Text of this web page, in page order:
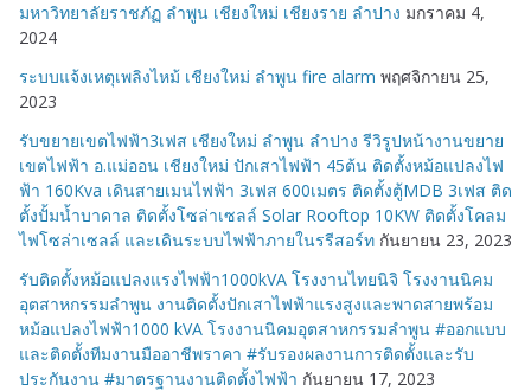
มหาวิทยาลัยราชภัฏ ลำพูน เชียงใหม่ เชียงราย ลำปาง มกราคม 4,
2024
ระบบแจ้งเหตุเพลิงไหม้ เชียงใหม่ ลำพูน fire alarm พฤศจิกายน 25,
2023
รับขยายเขตไฟฟ้า3เฟส เชียงใหม่ ลำพูน ลำปาง รีวิรูปหน้างานขยาย
เขตไฟฟ้า อ.แม่ออน เชียงใหม่ ปักเสาไฟฟ้า 45ต้น ติดตั้งหม้อแปลงไฟ
ฟ้า 160Kva เดินสายเมนไฟฟ้า 3เฟส 600เมตร ติดตั้งตู้MDB 3เฟส ติด
ตั้งปั้มน้ำบาดาล ติดตั้งโซล่าเซลล์ Solar Rooftop 10KW ติดตั้งโคลม
ไฟโซล่าเซลล์ และเดินระบบไฟฟ้าภายในรรีสอร์ท กันยายน 23, 2023
รับติดตั้งหม้อแปลงแรงไฟฟ้า1000kVA โรงงานไทยนิจิ โรงงานนิคม
อุตสาหกรรมลำพูน งานติดตั้งปักเสาไฟฟ้าแรงสูงและพาดสายพร้อม
หม้อแปลงไฟฟ้า1000 kVA โรงงานนิคมอุตสาหกรรมลำพูน #ออกแบบ
และติดตั้งทีมงานมืออาชีพราคา #รับรองผลงานการติดตั้งและรับ
ประกันงาน #มาตรฐานงานติดตั้งไฟฟ้า กันยายน 17, 2023